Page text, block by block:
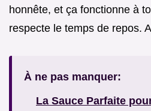
honnête, et ça fonctionne à
respecte le temps de repos.
À ne pas manquer:
La Sauce Parfaite